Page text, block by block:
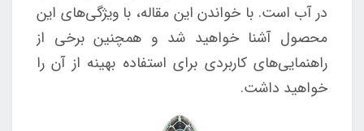
در آب است. با خواندن این مقاله، با ویژگی‌های این
محصول آشنا خواهید شد و همچنین برخی از
راهنمایی‌های کاربردی برای استفاده بهینه از آن را
خواهید داشت.